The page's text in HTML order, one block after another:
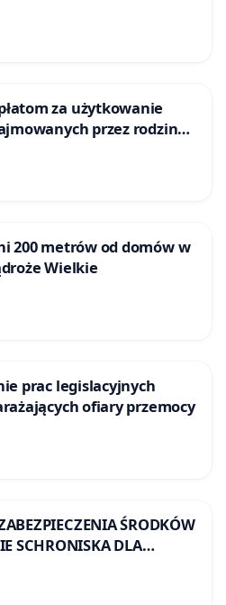
za użytkowanie
przez rodzinne
200 metrów od domów w
Wielkie
prac legislacyjnych
rodzinnego narażających ofiary przemocy
ŚRODKÓW
SCHRONISKA DLA
W SKARYSZEWIE